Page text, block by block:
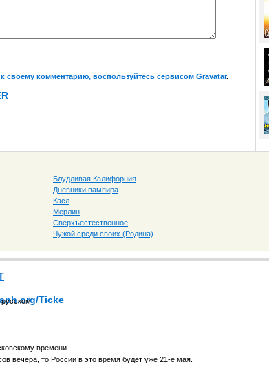
Ticke
своему комментарию, воспользуйтесь сервисом Gravatar.
Блудливая Калифорния
Дневники вампира
Касл
Мерлин
Сверхъестественное
Чужой среди своих (Родина)
времени.
вечера, то России в это время будет уже 21-е мая.